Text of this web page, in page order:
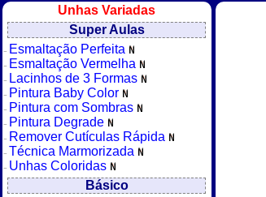
Unhas Variadas
Super Aulas
Esmaltação Perfeita
Esmaltação Vermelha
Lacinhos de 3 Formas
Pintura Baby Color
Pintura com Sombras
Pintura Degrade
Remover Cutículas Rápida
Técnica Marmorizada
Unhas Coloridas
Básico